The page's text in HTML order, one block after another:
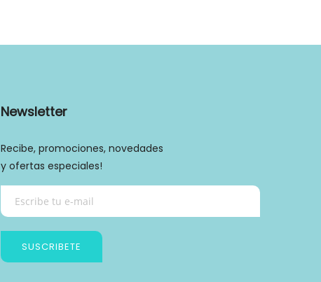
Newsletter
Recibe, promociones, novedades
y ofertas especiales!
SUSCRIBETE
Política de privacidad